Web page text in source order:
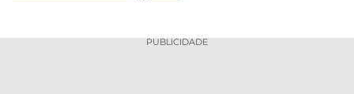
PUBLICIDADE